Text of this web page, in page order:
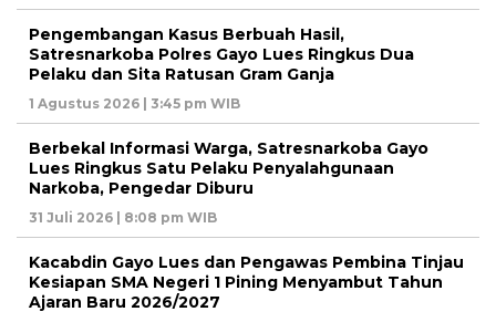
Pengembangan Kasus Berbuah Hasil,
Satresnarkoba Polres Gayo Lues Ringkus Dua
Pelaku dan Sita Ratusan Gram Ganja
1 Agustus 2026 | 3:45 pm WIB
Berbekal Informasi Warga, Satresnarkoba Gayo
Lues Ringkus Satu Pelaku Penyalahgunaan
Narkoba, Pengedar Diburu
31 Juli 2026 | 8:08 pm WIB
Kacabdin Gayo Lues dan Pengawas Pembina Tinjau
Kesiapan SMA Negeri 1 Pining Menyambut Tahun
Ajaran Baru 2026/2027